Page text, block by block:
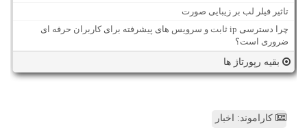
تاثیر فیلر لب بر زیبایی صورت
چرا دسترسی ip ثابت و سرویس های پیشرفته برای کاربران حرفه ای
ضروری است؟
بقیه رپورتاژ ها
کاراموند: اخبار